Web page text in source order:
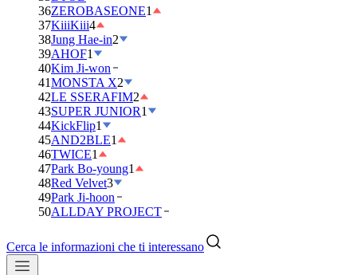
36ZEROBASEONE1
37KiiiKiii4
38Jung Hae-in2
39AHOF1
40Kim Ji-won
41MONSTA X2
42LE SSERAFIM2
43SUPER JUNIOR1
44KickFlip1
45AND2BLE1
46TWICE1
47Park Bo-young1
48Red Velvet3
49Park Ji-hoon
50ALLDAY PROJECT
Cerca le informazioni che ti interessano